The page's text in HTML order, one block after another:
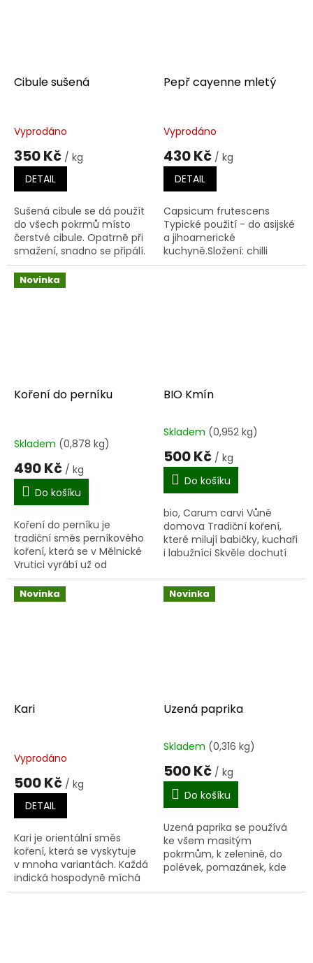
Cibule sušená
Vyprodáno
350 Kč / kg
DETAIL
Sušená cibule se dá použít
do všech pokrmů místo
čerstvé cibule. Opatrně při
smažení, snadno se připálí.
Pepř cayenne mletý
Vyprodáno
430 Kč / kg
DETAIL
Capsicum frutescens
Typické použití - do asijské
a jihoamerické
kuchyně.Složení: chilli
mleté - středně pálivé
Novinka
Koření do perníku
Skladem (0,878 kg)
490 Kč / kg
Do košíku
Koření do perníku je
tradiční směs perníkového
koření, která se v Mělnické
Vrutici vyrábí už od
nepaměti a je také
součástí mnohých
průmyslově vyráběných
BIO Kmín
Průměrné
hodnocení
produktu
4,5
5
hvězdiček.
Skladem (0,952 kg)
500 Kč / kg
Do košíku
bio, Carum carvi Vůně
domova Tradiční koření,
které milují babičky, kuchaři
i labužníci Skvěle dochutí
pokrmy, dušené zelí i
brambory...
Novinka
Kari
Vyprodáno
500 Kč / kg
DETAIL
Kari je orientální směs
koření, která se vyskytuje
v mnoha variantách. Každá
indická hospodyně míchá
vlastní Kari. Kari je směs
Novinka
Uzená paprika
Průměrné
hodnocení
produktu
4,0
5
hvězdiček.
Skladem (0,316 kg)
500 Kč / kg
Do košíku
Uzená paprika se používá
ke všem masitým
pokrmům, k zelenině, do
polévek, pomazánek, kde
Vhodná je také např. do